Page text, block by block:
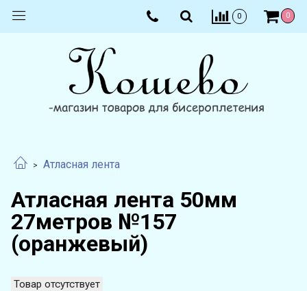
0 0
Атласная лента
Атласная лента 50мм
27метров №157
(оранжевый)
Товар отсутствует